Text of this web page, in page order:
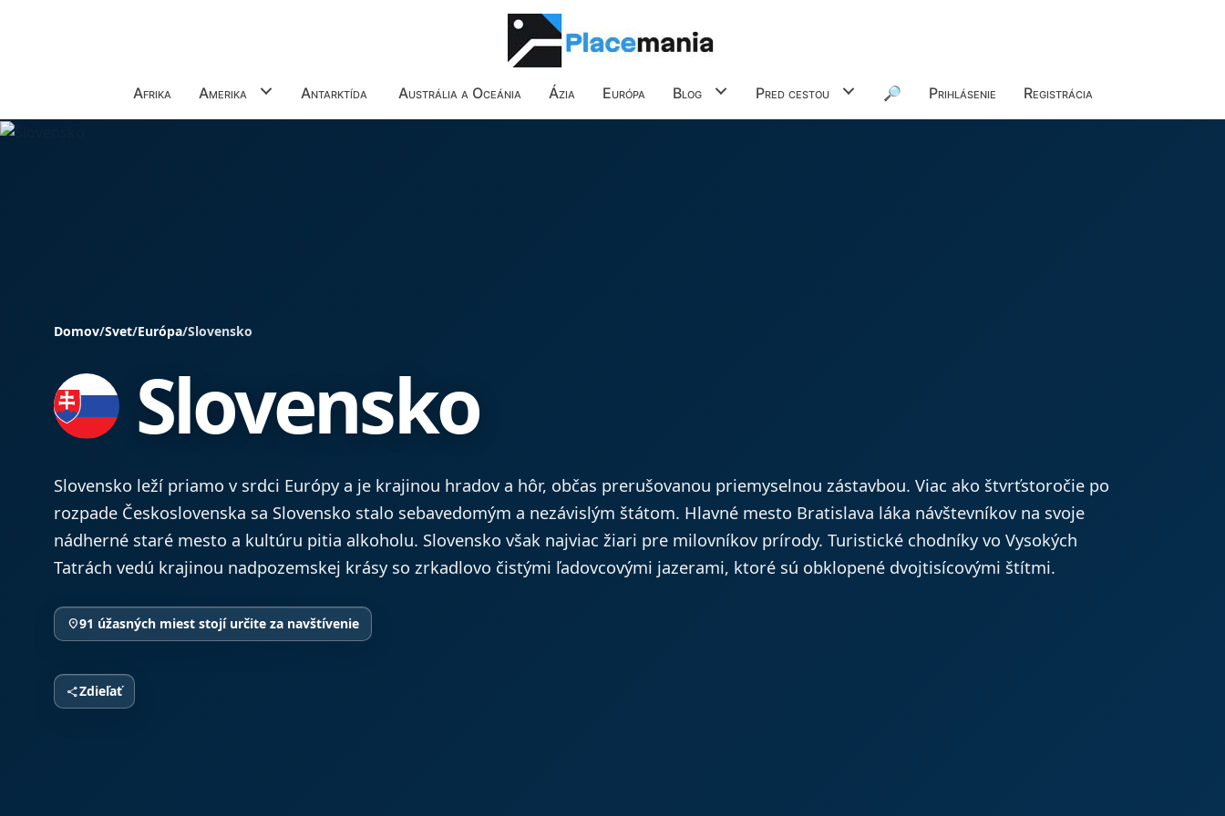
Afrika Amerika Antarktída Austrália a Oceánia Ázia Európa Blog Pred cestou 🔎 Prihlásenie Registrácia
Domov/Svet/Európa/Slovensko
Slovensko
Slovensko leží priamo v srdci Európy a je krajinou hradov a hôr, občas prerušovanou priemyselnou zástavbou. Viac ako štvrťstoročie po
rozpade Československa sa Slovensko stalo sebavedomým a nezávislým štátom. Hlavné mesto Bratislava láka návštevníkov na svoje
nádherné staré mesto a kultúru pitia alkoholu. Slovensko však najviac žiari pre milovníkov prírody. Turistické chodníky vo Vysokých
Tatrách vedú krajinou nadpozemskej krásy so zrkadlovo čistými ľadovcovými jazerami, ktoré sú obklopené dvojtisícovými štítmi.
location_on91 úžasných miest stojí určite za navštívenie
shareZdieľať